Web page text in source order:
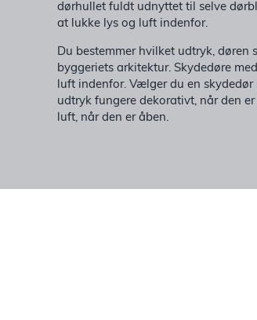
dørhullet fuldt udnyttet til selve
at lukke lys og luft indenfor.
Du bestemmer hvilket udtryk,
byggeriets arkitektur. Skydedøre
luft indenfor. Vælger du en
udtryk fungere dekorativt, når den
luft, når den er åben.